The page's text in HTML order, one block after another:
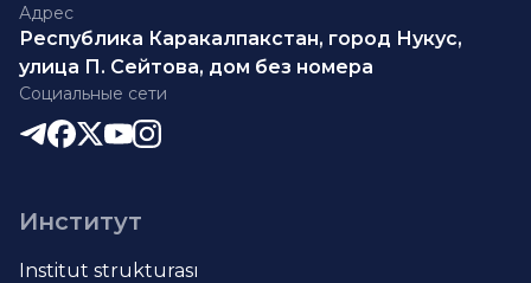
Адрес
Республика Каракалпакстан, город Нукус,
улица П. Сейтова, дом без номера
Социальные сети
Институт
Institut strukturası